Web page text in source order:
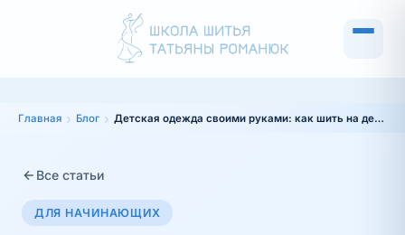
Главная Блог Детская одежда своими руками: как шить на детей
Все статьи
ДЛЯ НАЧИНАЮЩИХ